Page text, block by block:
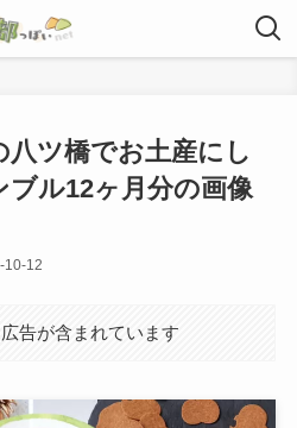
八ツ橋でお土産にし
ブル12ヶ月分の画像
10-12
告が含まれています